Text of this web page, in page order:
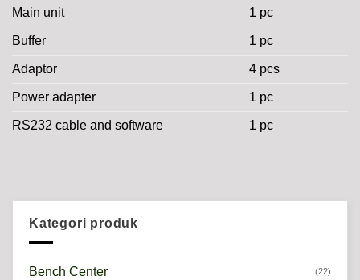
Main unit 1 pc
Buffer 1 pc
Adaptor 4 pcs
Power adapter 1 pc
RS232 cable and software 1 pc
Kategori produk
Bench Center (22)